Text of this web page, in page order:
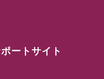
ートサイト